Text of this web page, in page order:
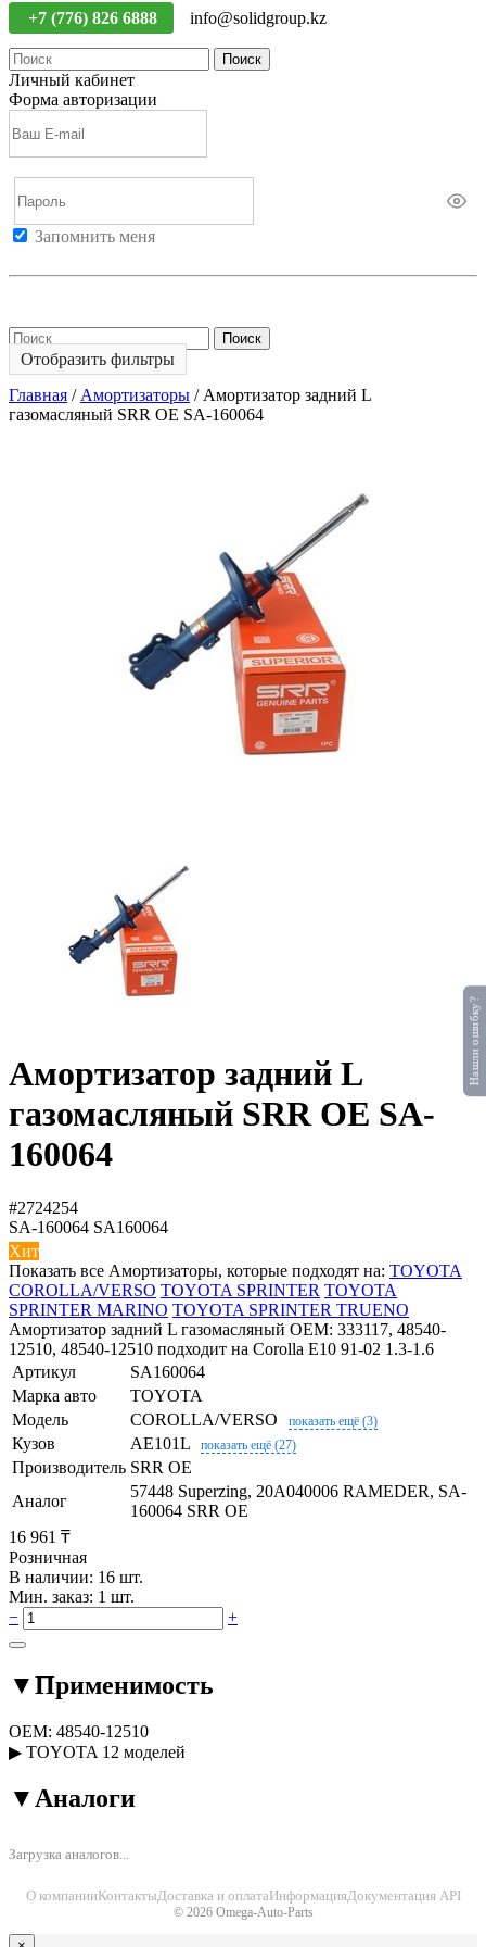
+7 (776) 826 6888 info@solidgroup.kz
Поиск
Личный кабинет
Форма авторизации
Запомнить меня
Поиск
Отобразить фильтры
Главная / Амортизаторы / Амортизатор задний L
газомасляный SRR OE SA-160064
Амортизатор задний L
газомасляный SRR OE SA-
160064
#2724254
SA-160064 SA160064
Хит
Показать все Амортизаторы, которые подходят на: TOYOTA
COROLLA/VERSO TOYOTA SPRINTER TOYOTA
SPRINTER MARINO TOYOTA SPRINTER TRUENO
Амортизатор задний L газомасляный OEM: 333117, 48540-
12510, 48540-12510 подходит на Corolla E10 91-02 1.3-1.6
Артикул
SA160064
Марка авто
TOYOTA
Модель
COROLLA/VERSO показать ещё (3)
Кузов AE101L показать ещё (27)
Производитель SRR OE
Аналог
57448 Superzing, 20A040006 RAMEDER, SA-
160064 SRR OE
16 961 ₸
Розничная
В наличии: 16 шт.
Мин. заказ: 1 шт.
−
+
▼Применимость
OEM: 48540-12510
▶ TOYOTA 12 моделей
▼ Аналоги
Загрузка аналогов...
О компанииКонтактыДоставка и оплатаИнформацияДокументация API
© 2026 Omega-Auto-Parts
Нашли ошибку?